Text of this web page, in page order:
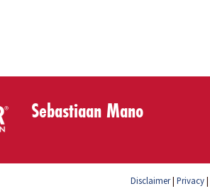
Sebastiaan Mano
Disclaimer| Privacy|